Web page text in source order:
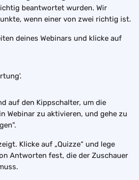
beantwortet wurden. Wir
wenn einer von zwei richtig ist.
auf den Kippschalter, um die
Webinar zu aktivieren, und gehe zu
Klicke auf „Quizze“ und lege
Antworten fest, die der Zuschauer